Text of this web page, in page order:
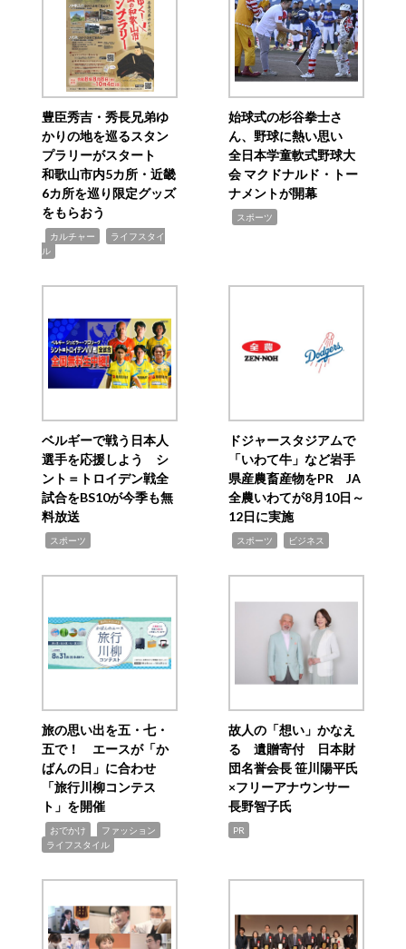
豊臣秀吉・秀長兄弟ゆ
かりの地を巡るスタン
プラリーがスタート
和歌山市内5カ所・近畿
6カ所を巡り限定グッズ
をもらおう
カルチャー
ライフスタイ
ル
始球式の杉谷拳士さ
ん、野球に熱い思い
全日本学童軟式野球大
会 マクドナルド・トー
ナメントが開幕
スポーツ
ベルギーで戦う日本人
選手を応援しよう シ
ント＝トロイデン戦全
試合をBS10が今季も無
料放送
スポーツ
ドジャースタジアムで
「いわて牛」など岩手
県産農畜産物をPR JA
全農いわてが8月10日～
12日に実施
スポーツ ビジネス
旅の思い出を五・七・
五で！ エースが「か
ばんの日」に合わせ
「旅行川柳コンテス
ト」を開催
おでかけ ファッション
ライフスタイル
故人の「想い」かなえ
る 遺贈寄付 日本財
団名誉会長 笹川陽平氏
×フリーアナウンサー
長野智子氏
PR